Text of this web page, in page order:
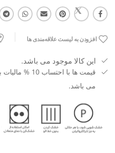
افزودن به لیست علاقه‌مندی ها
این کالا موجود می باشد.
قیمت ها با
می باشد.